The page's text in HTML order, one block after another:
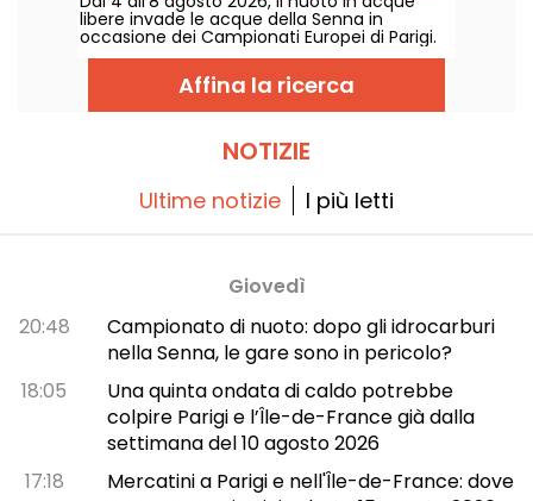
libere invade le acque della Senna in
occasione dei Campionati Europei di Parigi.
Tra i 5 km, i 10 km e la staffetta mista, i
migliori maratoneti acquatici si sfideranno in
uno scenario naturale leggendario.
Affina la ricerca
NOTIZIE
Ultime notizie I più letti
Giovedì
20:48
Campionato di nuoto: dopo gli idrocarburi
nella Senna, le gare sono in pericolo?
18:05
Una quinta ondata di caldo potrebbe
colpire Parigi e l’Île-de-France già dalla
settimana del 10 agosto 2026
17:18
Mercatini a Parigi e nell'Île-de-France: dove